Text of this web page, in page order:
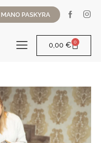
MANO PASKYRA
0,00 € 0